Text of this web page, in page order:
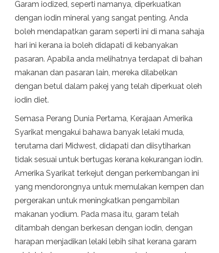
Garam iodized, seperti namanya, diperkuatkan
dengan iodin mineral yang sangat penting. Anda
boleh mendapatkan garam seperti ini di mana sahaja
hari ini kerana ia boleh didapati di kebanyakan
pasaran. Apabila anda melihatnya terdapat di bahan
makanan dan pasaran lain, mereka dilabelkan
dengan betul dalam pakej yang telah diperkuat oleh
iodin diet.
Semasa Perang Dunia Pertama, Kerajaan Amerika
Syarikat mengakui bahawa banyak lelaki muda,
terutama dari Midwest, didapati dan diisytiharkan
tidak sesuai untuk bertugas kerana kekurangan iodin.
Amerika Syarikat terkejut dengan perkembangan ini
yang mendorongnya untuk memulakan kempen dan
pergerakan untuk meningkatkan pengambilan
makanan yodium. Pada masa itu, garam telah
ditambah dengan berkesan dengan iodin, dengan
harapan menjadikan lelaki lebih sihat kerana garam